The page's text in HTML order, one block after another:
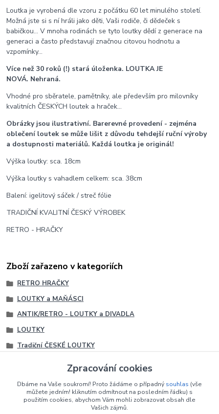
Loutka je vyrobená dle vzoru z počátku 60 let minulého století.
Možná jste si s ní hráli jako děti, Vaši rodiče, či dědeček s
babičkou... V mnoha rodinách se tyto loutky dědí z generace na
generaci a často představují značnou citovou hodnotu a
vzpomínky...
Více než 30 roků (!) stará úloženka. LOUTKA JE
NOVÁ. Nehraná.
Vhodné pro sběratele, pamětníky, ale především pro milovníky
kvalitních ČESKÝCH loutek a hraček...
Obrázky jsou ilustrativní. Barerevné provedení - zejména
oblečení loutek se může lišit z důvodu tehdejší ruční výroby
a dostupnosti materiálů. Každá loutka je originál!
Výška loutky: sca. 18cm
Výška loutky s vahadlem celkem: sca. 38cm
Balení: igelitový sáček / streč fólie
TRADIČNÍ KVALITNÍ ČESKÝ VÝROBEK
RETRO - HRAČKY
Zboží zařazeno v kategoriích
RETRO HRAČKY
LOUTKY a MAŇÁSCI
ANTIK/RETRO - LOUTKY a DIVADLA
LOUTKY
Tradiční ČESKÉ LOUTKY
Tradiční ČESKÉ LOUTKY
Zpracování cookies
Dbáme na Vaše soukromí! Proto žádáme o případný souhlas (vše
můžete jedním! kliknutím odmítnout na posledním řádku) s
použitím cookies, abychom Vám mohli zobrazovat obsah dle
Vašich zájmů.